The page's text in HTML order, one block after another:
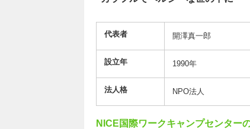
代表者 開澤真一郎
設立年 1990年
法人格 NPO法人
NICE国際ワークキャンプセンター